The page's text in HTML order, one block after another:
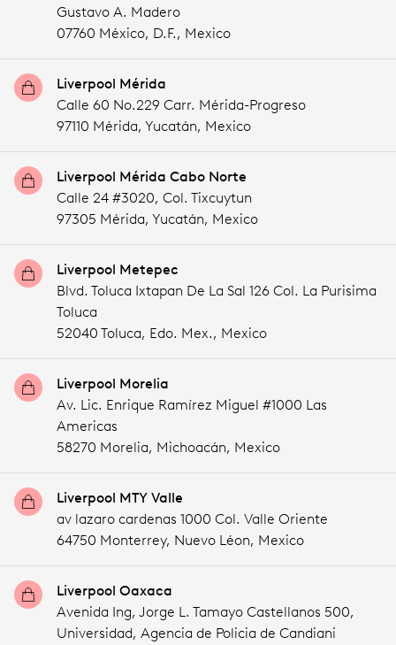
Gustavo A. Madero
07760 México, D.F., Mexico
Liverpool Mérida
Calle 60 No.229 Carr. Mérida-Progreso
97110 Mérida, Yucatán, Mexico
Liverpool Mérida Cabo Norte
Calle 24 #3020, Col. Tixcuytun
97305 Mérida, Yucatán, Mexico
Liverpool Metepec
Blvd. Toluca Ixtapan De La Sal 126 Col. La Purisima
Toluca
52040 Toluca, Edo. Mex., Mexico
Liverpool Morelia
Av. Lic. Enrique Ramírez Miguel #1000 Las
Americas
58270 Morelia, Michoacán, Mexico
Liverpool MTY Valle
av lazaro cardenas 1000 Col. Valle Oriente
64750 Monterrey, Nuevo Léon, Mexico
Liverpool Oaxaca
Avenida Ing, Jorge L. Tamayo Castellanos 500,
Universidad, Agencia de Policia de Candiani